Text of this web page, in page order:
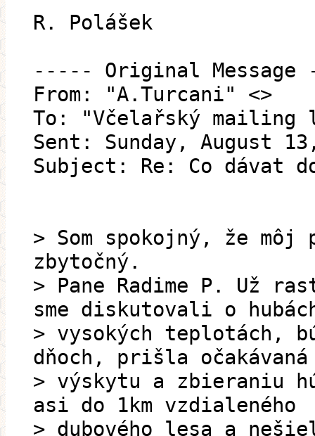
R. Polášek
----- Original
From: "A.Turcani" <>
To: "Včelařský
Sent: Sunday, August
Subject: Re: Co dávat
> Som spokojný, že môj
zbytočný.
> Pane Radime P. Už
sme diskutovali o
> vysokých teplotách,
dňoch, prišla
> výskytu a zbieraniu
asi do 1km vzdialeného
> dubového lesa a